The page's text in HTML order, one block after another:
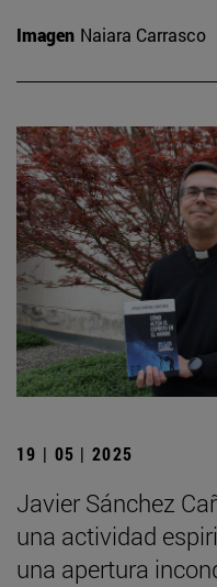
Imagen Naiara Carrasco
19 | 05 | 2025
Javier Sánchez
una actividad
una apertura